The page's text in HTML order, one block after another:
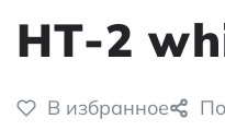
HT-2
В избранное